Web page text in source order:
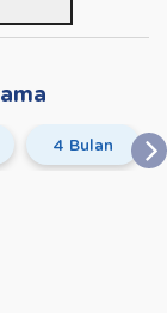
4 Bulan